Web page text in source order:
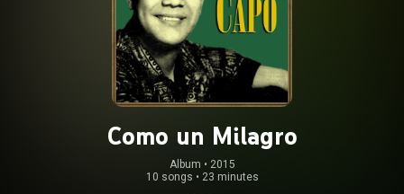
Como un Milagro
Album • 2015
10 songs • 23 minutes